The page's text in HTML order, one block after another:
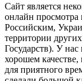
Сайт является
онлайн просмотра
Российским,
территории
Государств). У
хорошем
для приятного